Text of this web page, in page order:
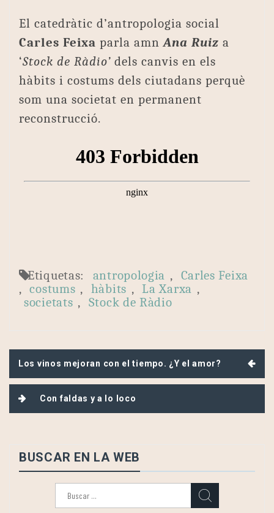
El catedràtic d’antropologia social
Carles Feixa parla amn Ana Ruiz a
‘Stock de Ràdio’ dels canvis en els
hàbits i costums dels ciutadans perquè
som una societat en permanent
reconstrucció.
Etiquetas: antropologia , Carles Feixa
, costums , hàbits , La Xarxa ,
societats , Stock de Ràdio
Navegación
de
entradas
Los vinos mejoran con el tiempo. ¿Y el amor?
Con faldas y a lo loco
BUSCAR EN LA WEB